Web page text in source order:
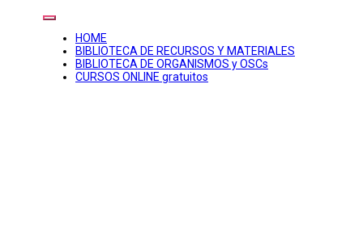
HOME
BIBLIOTECA DE RECURSOS Y MATERIALES
BIBLIOTECA DE ORGANISMOS y OSCs
CURSOS ONLINE gratuitos